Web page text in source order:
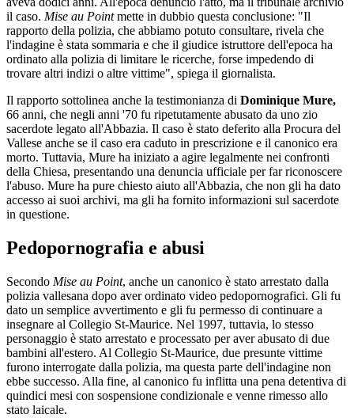
il caso. Mise au Pointmette in dubbio questa conclusione: "Il
rapporto della polizia, che abbiamo potuto consultare, rivela che
l'indagine è stata sommaria e che il giudice istruttore dell'epoca ha
ordinato alla polizia di limitare le ricerche, forse impedendo di
trovare altri indizi o altre vittime", spiega il giornalista.
Il rapporto sottolinea anche la testimonianza di Dominique Mure,
66 anni, che negli anni '70 fu ripetutamente abusato da uno zio
sacerdote legato all'Abbazia. Il caso è stato deferito alla Procura del
Vallese anche se il caso era caduto in prescrizione e il canonico era
morto. Tuttavia, Mure ha iniziato a agire legalmente nei confronti
della Chiesa, presentando una denuncia ufficiale per far riconoscere
l'abuso. Mure ha pure chiesto aiuto all'Abbazia, che non gli ha dato
accesso ai suoi archivi, ma gli ha fornito informazioni sul sacerdote
in questione.
Pedopornografia e abusi
Secondo Mise au Point, anche un canonico è stato arrestato dalla
polizia vallesana dopo aver ordinato video pedopornografici. Gli fu
dato un semplice avvertimento e gli fu permesso di continuare a
insegnare al Collegio St-Maurice. Nel 1997, tuttavia, lo stesso
personaggio è stato arrestato e processato per aver abusato di due
bambini all'estero. Al Collegio St-Maurice, due presunte vittime
furono interrogate dalla polizia, ma questa parte dell'indagine non
ebbe successo. Alla fine, al canonico fu inflitta una pena detentiva di
quindici mesi con sospensione condizionale e venne rimesso allo
stato laicale.